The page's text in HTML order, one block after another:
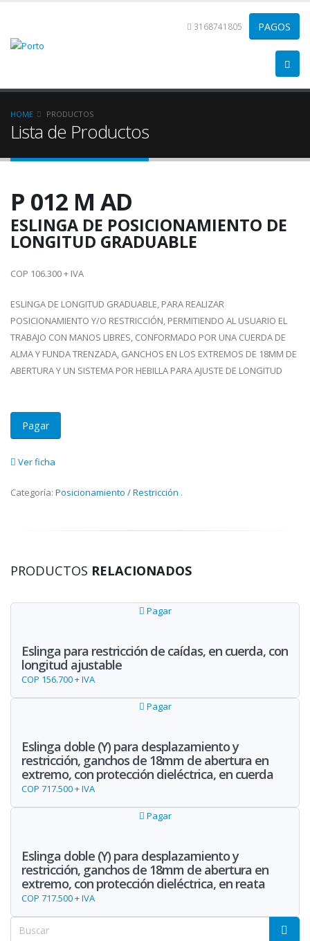
3168741805
HOME PRODUCTOS
Lista de Productos
P 012 M AD
ESLINGA DE POSICIONAMIENTO DE
LONGITUD GRADUABLE
COP 106.300 + IVA
ESLINGA DE LONGITUD GRADUABLE, PARA REALIZAR
POSICIONAMIENTO Y/O RESTRICCIÓN, PERMITIENDO AL USUARIO EL
TRABAJO CON MANOS LIBRES, CONFORMADO POR UNA CUERDA DE
ALMA Y FUNDA TRENZADA, GANCHOS EN LOS EXTREMOS DE 18MM DE
ABERTURA Y UN SISTEMA POR HEBILLA PARA AJUSTE DE LONGITUD
Pagar
Ver ficha
Categoría: Posicionamiento / Restricción .
PRODUCTOS RELACIONADOS
Pagar
Eslinga para restricción de caídas, en cuerda, con
longitud ajustable
COP 156.700 + IVA
Pagar
Eslinga doble (Y) para desplazamiento y
restricción, ganchos de 18mm de abertura en
extremo, con protección dieléctrica, en cuerda
COP 717.500 + IVA
Pagar
Eslinga doble (Y) para desplazamiento y
restricción, ganchos de 18mm de abertura en
extremo, con protección dieléctrica, en reata
COP 717.500 + IVA